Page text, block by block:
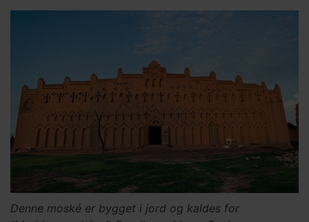
Denne moské er bygget i jord og kaldes for